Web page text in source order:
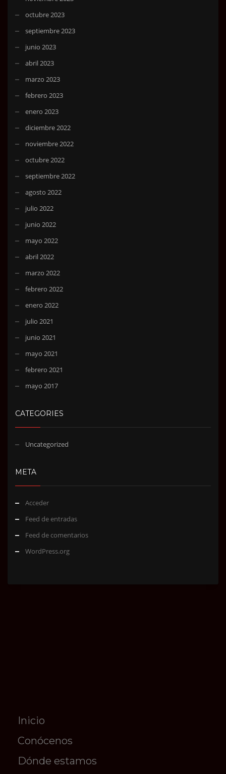
octubre 2023
septiembre 2023
junio 2023
abril 2023
marzo 2023
febrero 2023
enero 2023
diciembre 2022
noviembre 2022
octubre 2022
septiembre 2022
agosto 2022
julio 2022
junio 2022
mayo 2022
abril 2022
marzo 2022
febrero 2022
enero 2022
julio 2021
junio 2021
mayo 2021
febrero 2021
mayo 2017
CATEGORIES
Uncategorized
META
Acceder
Feed de entradas
Feed de comentarios
WordPress.org
Inicio
Conócenos
Dónde estamos